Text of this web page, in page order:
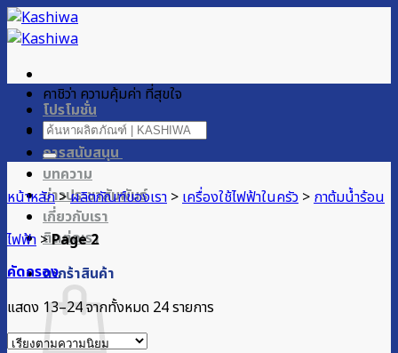
ข้าม
ไป
เนื้อหา
โปรโมชั่น
ผลิตภัณฑ์ของเรา
การสนับสนุน
บทความ
ข่าวประชาสัมพันธ์
เกี่ยวกับเรา
ติดต่อเรา
ตะกร้าสินค้า
คาชิว่า ความคุ้มค่า ที่สุขใจ
ค้นหา:
หน้าหลัก>ผลิตภัณฑ์ของเรา >เครื่องใช้ไฟฟ้าในครัว >กาต้มน้ำร้อน
ไฟฟ้า >Page 2
คัดกรอง
แสดง 13–24 จากทั้งหมด 24 รายการ